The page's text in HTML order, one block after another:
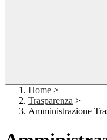
Home >
Trasparenza >
Amministrazione